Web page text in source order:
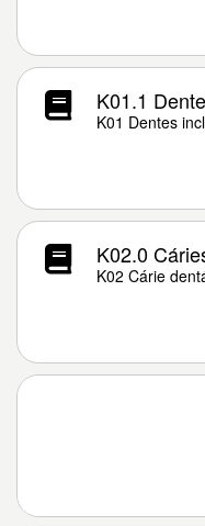
K01.1
K01 Dentes
K02.0
K02 Cárie